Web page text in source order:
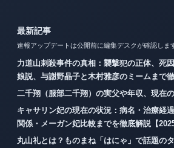
最新記事
速報アップデートは公開前に編集デスクが確認しま
力道山刺殺事件の真相：襲撃犯の正体、死
娘説、与謝野晶子と木村雅彦のミームまで
二千翔（服部二千翔）の実父や年収、現在
キャサリン妃の現在の状況：病名・治療経
関係・メーガン妃比較までを徹底解説【
丸山礼とは？ものまね「はにゃ」で話題の